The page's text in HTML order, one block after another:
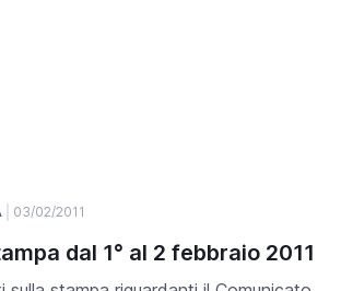
03/02/2011
dal 1° al 2 febbraio 2011